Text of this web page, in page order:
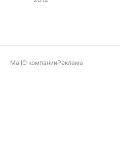
MailО компанииРеклама